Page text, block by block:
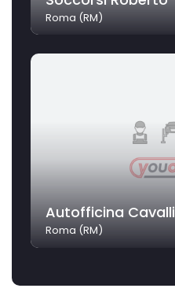
Roma (RM)
Autofficina
Roma (RM)